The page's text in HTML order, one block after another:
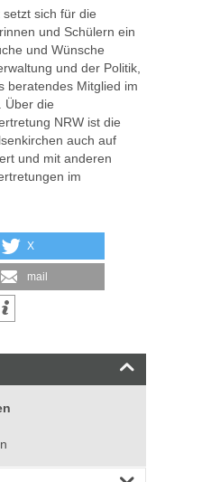
sich für die
und Schülern ein
und Wünsche
und der Politik,
beratendes Mitglied im
Über die
NRW ist die
auch auf
und mit anderen
im
X
mail